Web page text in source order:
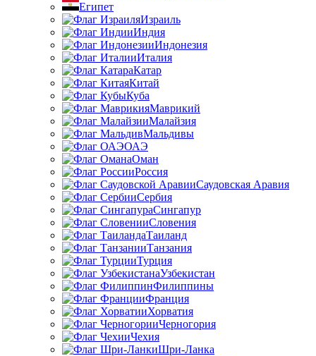
Египет
Израиль
Индия
Индонезия
Италия
Катар
Китай
Куба
Маврикий
Малайзия
Мальдивы
ОАЭ
Оман
Россия
Саудовская Аравия
Сербия
Сингапур
Словения
Таиланд
Танзания
Турция
Узбекистан
Филиппины
Франция
Хорватия
Черногория
Чехия
Шри-Ланка